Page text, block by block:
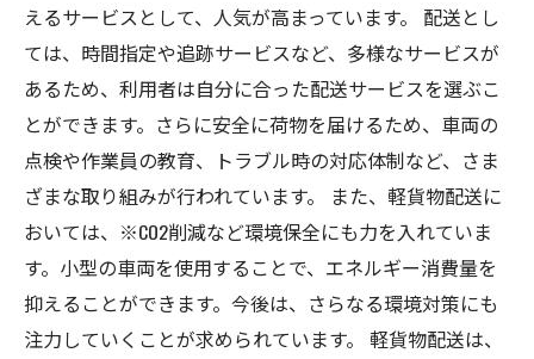
えるサービスとして、人気が高まっています。 配送とし
ては、時間指定や追跡サービスなど、多様なサービスが
あるため、利用者は自分に合った配送サービスを選ぶこ
とができます。さらに安全に荷物を届けるため、車両の
点検や作業員の教育、トラブル時の対応体制など、さま
ざまな取り組みが行われています。 また、軽貨物配送に
おいては、※CO2削減など環境保全にも力を入れていま
す。小型の車両を使用することで、エネルギー消費量を
抑えることができます。今後は、さらなる環境対策にも
注力していくことが求められています。 軽貨物配送は、